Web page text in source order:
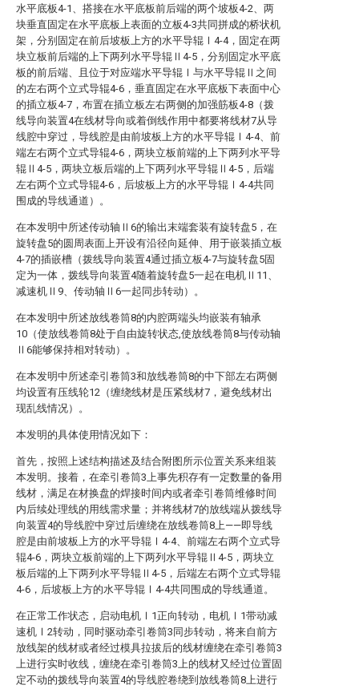
水平底板4-1、搭接在水平底板前后端的两个坡板4-2、两
块垂直固定在水平底板上表面的立板4-3共同拼成的桥状机
架，分别固定在前后坡板上方的水平导辊Ⅰ4-4，固定在两
块立板前后端的上下两列水平导辊Ⅱ4-5，分别固定水平底
板的前后端、且位于对应端水平导辊Ⅰ与水平导辊Ⅱ之间
的左右两个立式导辊4-6，垂直固定在水平底板下表面中心
的插立板4-7，布置在插立板左右两侧的加强筋板4-8（拨
线导向装置4在线材导向或着倒线作用中都要将线材7从导
线腔中穿过，导线腔是由前坡板上方的水平导辊Ⅰ4-4、前
端左右两个立式导辊4-6，两块立板前端的上下两列水平导
辊Ⅱ4-5，两块立板后端的上下两列水平导辊Ⅱ4-5，后端
左右两个立式导辊4-6，后坡板上方的水平导辊Ⅰ4-4共同
围成的导线通道）。
在本发明中所述传动轴Ⅱ6的输出末端套装有旋转盘5，在
旋转盘5的圆周表面上开设有沿径向延伸、用于嵌装插立板
4-7的插嵌槽（拨线导向装置4通过插立板4-7与旋转盘5固
定为一体，拨线导向装置4随着旋转盘5一起在电机Ⅱ11、
减速机Ⅱ9、传动轴Ⅱ6一起同步转动）。
在本发明中所述放线卷筒8的内腔两端头均嵌装有轴承
10（使放线卷筒8处于自由旋转状态,使放线卷筒8与传动轴
Ⅱ6能够保持相对转动）。
在本发明中所述牵引卷筒3和放线卷筒8的中下部左右两侧
均设置有压线轮12（缠绕线材是压紧线材7，避免线材出
现乱线情况）。
本发明的具体使用情况如下：
首先，按照上述结构描述及结合附图所示位置关系来组装
本发明。接着，在牵引卷筒3上事先积存有一定数量的备用
线材，满足在材换盘的焊接时间内或者牵引卷筒维修时间
内后续处理线的用线需求量；并将线材7的放线端从拨线导
向装置4的导线腔中穿过后缠绕在放线卷筒8上——即导线
腔是由前坡板上方的水平导辊Ⅰ4-4、前端左右两个立式导
辊4-6，两块立板前端的上下两列水平导辊Ⅱ4-5，两块立
板后端的上下两列水平导辊Ⅱ4-5，后端左右两个立式导辊
4-6，后坡板上方的水平导辊Ⅰ4-4共同围成的导线通道。
在正常工作状态，启动电机Ⅰ1正向转动，电机Ⅰ1带动减
速机Ⅰ2转动，同时驱动牵引卷筒3同步转动，将来自前方
放线架的线材或者经过模具拉拔后的线材缠绕在牵引卷筒3
上进行实时收线，缠绕在牵引卷筒3上的线材又经过位置固
定不动的拨线导向装置4的导线腔卷绕到放线卷筒8上进行